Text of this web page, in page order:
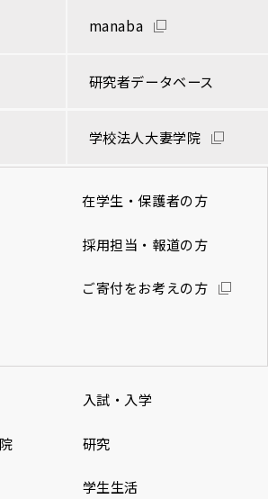
manaba
研究者データベース
学校法人大妻学院
在学生・保護者の方
採用担当・報道の方
ご寄付をお考えの方
入試・入学
研究
学生生活